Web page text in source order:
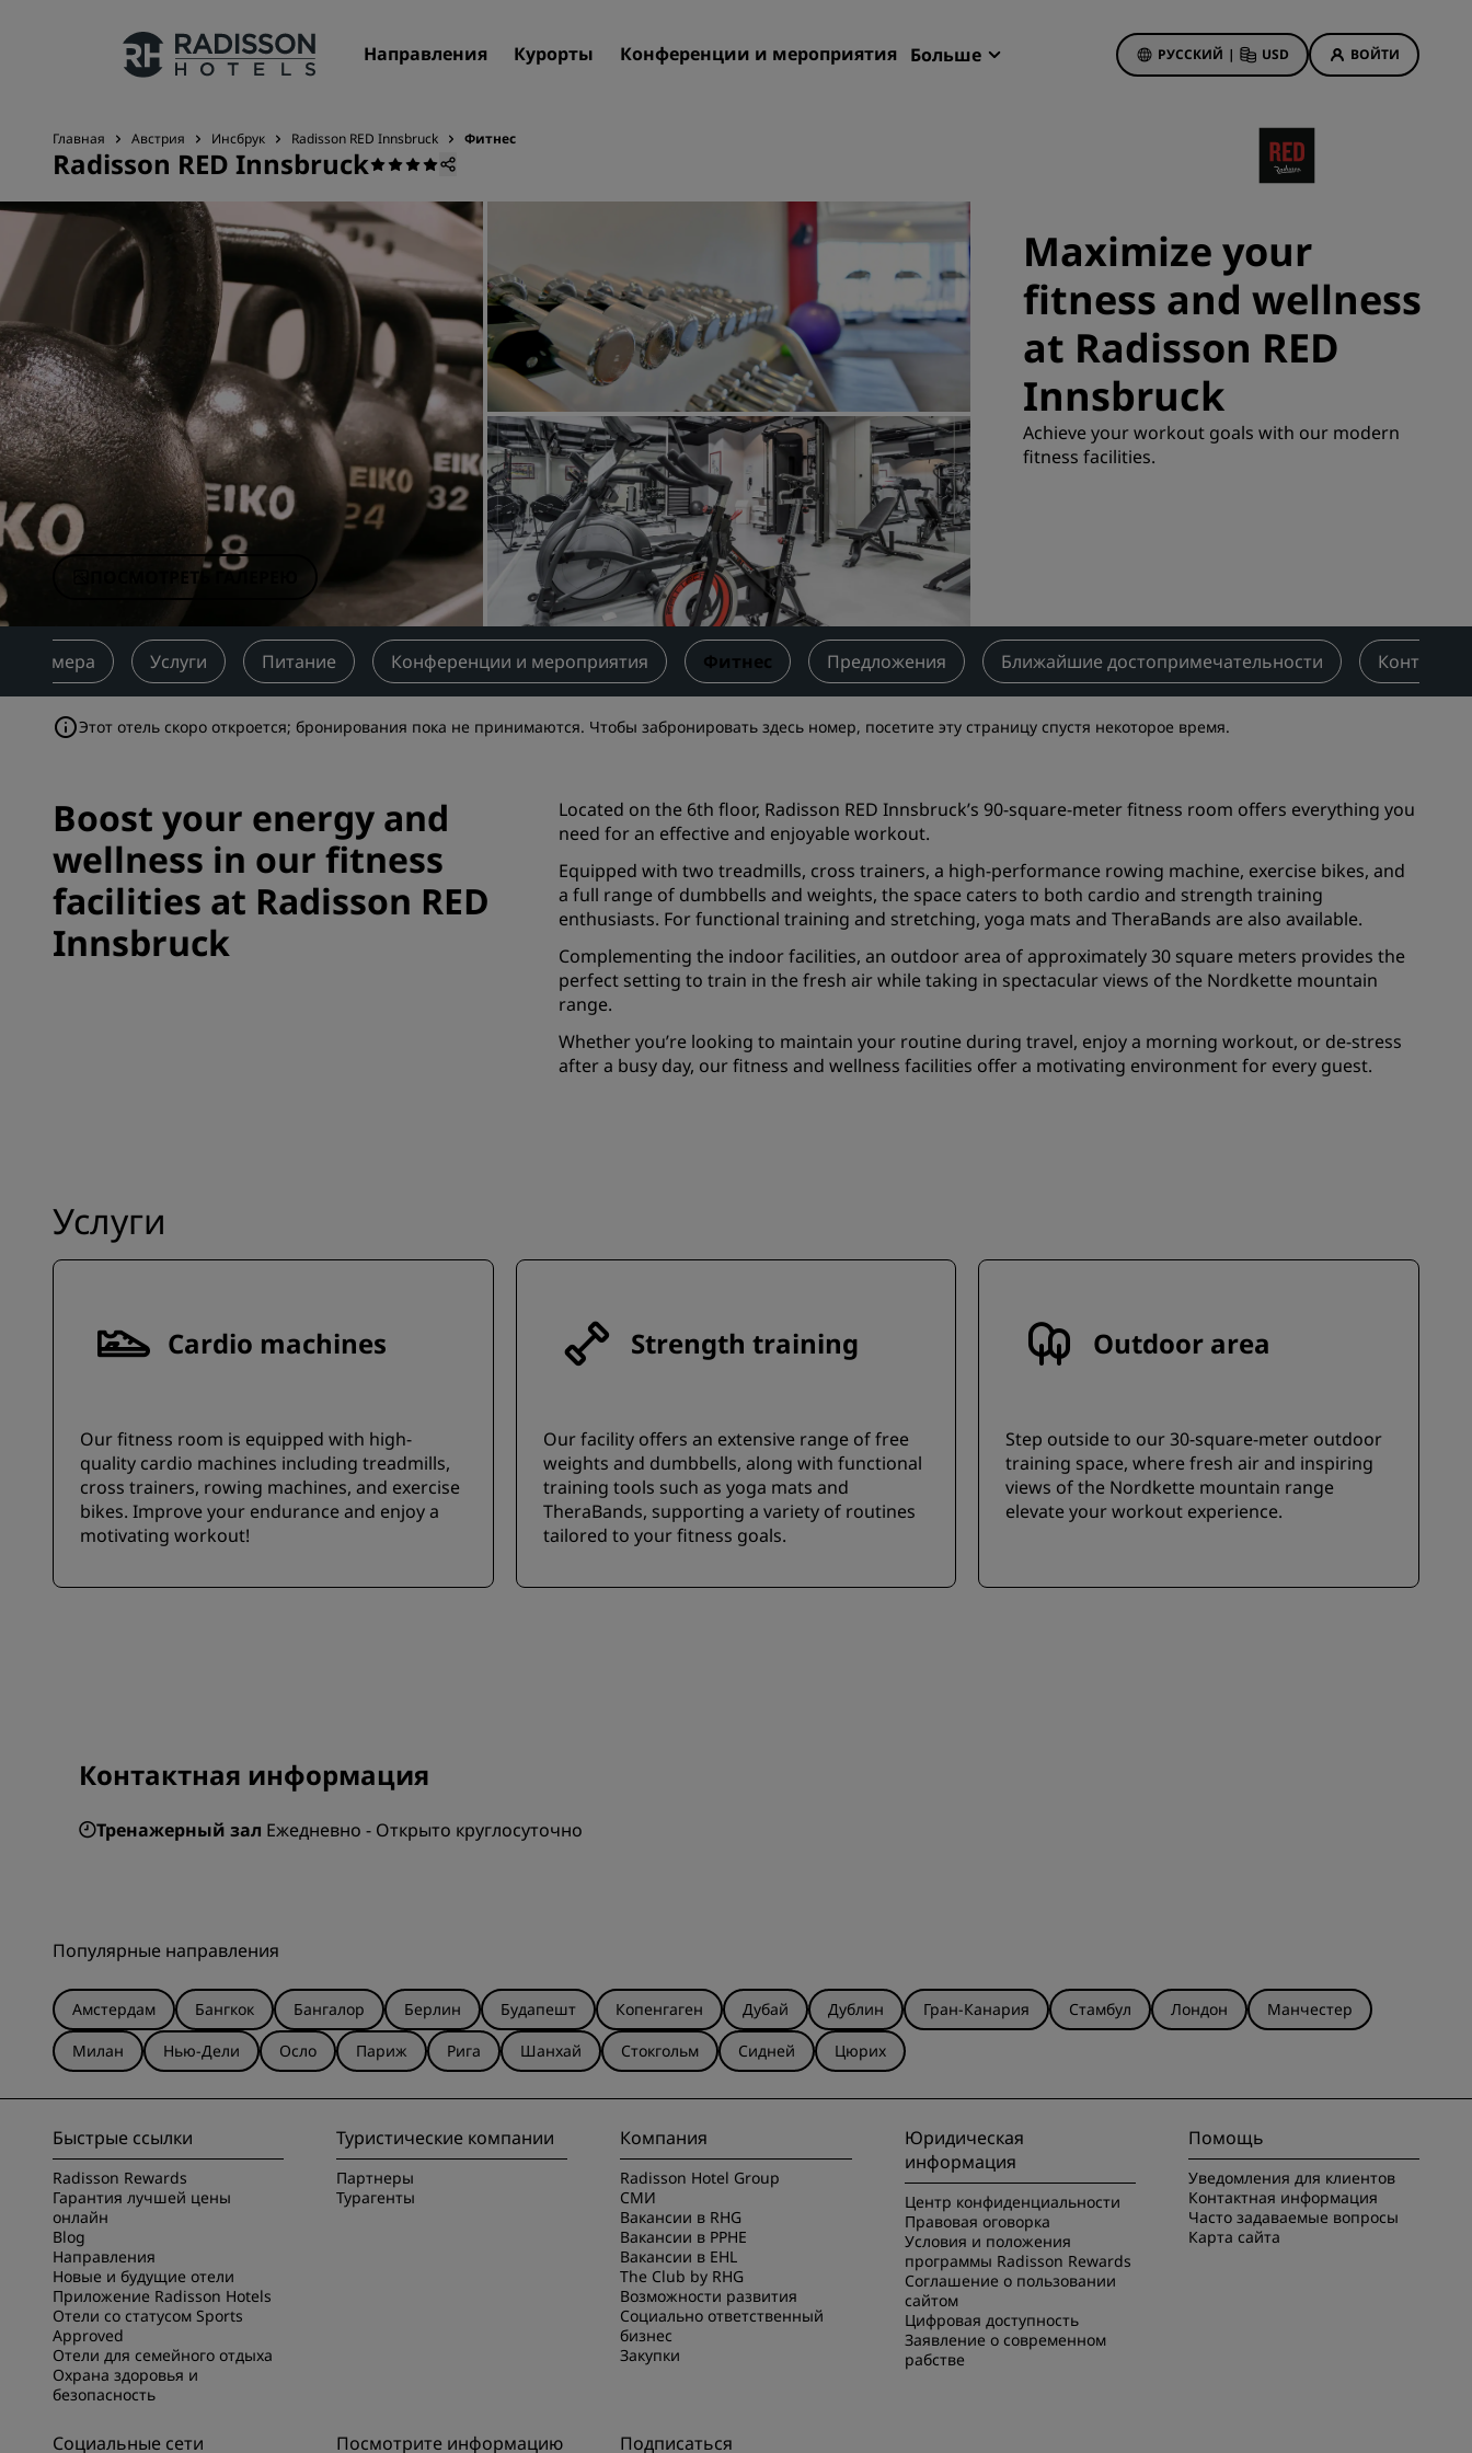
Направления Курорты Конференции и мероприятия Больше РУССКИЙ | USD ВОЙТИ
Наши бренды
Бренды Radisson Hotels
Аффилированные бренды в Китае
Направления
Курорты
Апартаменты с обслуживанием
Отели при аэропорте
Новые и будущие отели
Конференции и мероприятия
Откройте для себя Radisson
Meetings
Забронировать помещение для
мероприятия
Запросить ценовое
предложение
Направления для проведения
мероприятий
Отраслевые решения
Найти рейсы
Питание
Поиск ресторана
Цифровые услуги
предложения
Выигрыш с первого раза
Тариф «Предложения дня»
Бронируйте заранее
Ознакомьтесь с нашими
пакетами услуг
Идеи для путешествий
отелях
Размещение спортивных
команд
Откройте для себя Radisson
Rewards
Привилегии
Как использовать баллы
Bookers and Planners
Главная Австрия Инсбрук Radisson RED Innsbruck Фитнес
Radisson RED Innsbruck
ПОСМОТРЕТЬ ГАЛЕРЕЮ
Maximize your
fitness and wellness
at Radisson RED
Innsbruck
Achieve your workout goals with our modern
fitness facilities.
Номера Услуги Питание Конференции и мероприятия Фитнес Предложения Ближайшие достопримечательности
Этот отель скоро откроется; бронирования пока не принимаются. Чтобы забронировать здесь номер, посетите эту страницу спустя некоторое время.
Boost your energy and
wellness in our fitness
facilities at Radisson RED
Innsbruck
Located on the 6th floor, Radisson RED Innsbruck’s 90-square-meter fitness room offers everything you
need for an effective and enjoyable workout.
Equipped with two treadmills, cross trainers, a high-performance rowing machine, exercise bikes, and
a full range of dumbbells and weights, the space caters to both cardio and strength training
enthusiasts. For functional training and stretching, yoga mats and TheraBands are also available.
Complementing the indoor facilities, an outdoor area of approximately 30 square meters provides the
perfect setting to train in the fresh air while taking in spectacular views of the Nordkette mountain
range.
Whether you’re looking to maintain your routine during travel, enjoy a morning workout, or de-stress
after a busy day, our fitness and wellness facilities offer a motivating environment for every guest.
Услуги
Cardio machines
Our fitness room is equipped with high-
quality cardio machines including treadmills,
cross trainers, rowing machines, and exercise
bikes. Improve your endurance and enjoy a
motivating workout!
Strength training
Our facility offers an extensive range of free
weights and dumbbells, along with functional
training tools such as yoga mats and
TheraBands, supporting a variety of routines
tailored to your fitness goals.
Outdoor area
Step outside to our 30-square-meter outdoor
training space, where fresh air and inspiring
views of the Nordkette mountain range
elevate your workout experience.
Контактная информация
Тренажерный зал Ежедневно - Открыто круглосуточно
Популярные направления
Амстердам Бангкок Бангалор Берлин Будапешт Копенгаген Дубай Дублин Гран-Канария Стамбул Лондон
Манчестер
Милан
Нью-Дели Осло Париж Рига Шанхай Стокгольм Сидней Цюрих
Быстрые ссылки
Radisson Rewards
Гарантия лучшей цены
онлайн
Blog
Направления
Новые и будущие отели
Приложение Radisson Hotels
Отели со статусом Sports
Approved
Отели для семейного отдыха
Охрана здоровья и
безопасность
Туристические компании
Партнеры
Турагенты
Компания
Radisson Hotel Group
СМИ
Вакансии в RHG
Вакансии в PPHE
Вакансии в EHL
The Club by RHG
Возможности развития
Социально ответственный
бизнес
Закупки
Юридическая
информация
Центр конфиденциальности
Правовая оговорка
Условия и положения
программы Radisson Rewards
Соглашение о пользовании
сайтом
Цифровая доступность
Заявление о современном
рабстве
Помощь
Уведомления для клиентов
Контактная информация
Часто задаваемые вопросы
Карта сайта
Социальные сети Посмотрите информацию Подписаться